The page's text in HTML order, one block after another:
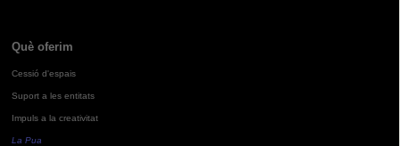
Què oferim
Cessió d'espais
Suport a les entitats
Impuls a la creativitat
La Pua